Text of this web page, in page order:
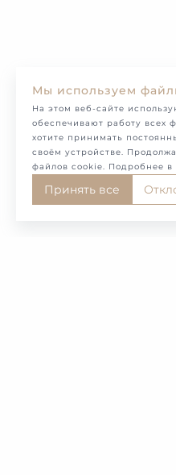
Мы используем
На этом веб-сайте
обеспечивают работу всех
хотите принимать
своём устройстве.
файлов cookie. Подробнее в
Принять все